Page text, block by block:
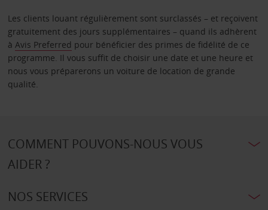
Les clients louant régulièrement sont surclassés – et reçoivent
gratuitement des jours supplémentaires – quand ils adhèrent
à Avis Preferred pour bénéficier des primes de fidélité de ce
programme. Il vous suffit de choisir une date et une heure et
nous vous préparerons un voiture de location de grande
qualité.
COMMENT POUVONS-NOUS VOUS
AIDER ?
NOS SERVICES